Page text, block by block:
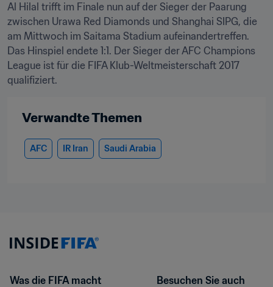
Al Hilal trifft im Finale nun auf der Sieger der Paarung
zwischen Urawa Red Diamonds und Shanghai SIPG, die
am Mittwoch im Saitama Stadium aufeinandertreffen.
Das Hinspiel endete 1:1. Der Sieger der AFC Champions
League ist für die FIFA Klub-Weltmeisterschaft 2017
qualifiziert.
Verwandte Themen
AFC IR Iran Saudi Arabia
Was die FIFA macht
Besuchen Sie auch